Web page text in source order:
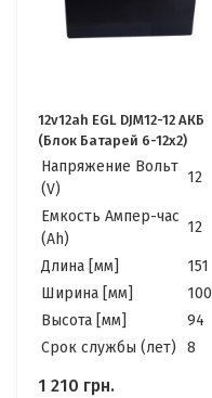
12v12ah EGL DJM12-12 АКБ
(Блок Батарей 6-12x2)
Напряжение Вольт
(V)
12
Емкость Ампер-час
(Ah)
12
Длина [мм]
151
Ширина [мм]
100
Высота [мм]
94
Cрок службы (лет)
8
1 210 грн.